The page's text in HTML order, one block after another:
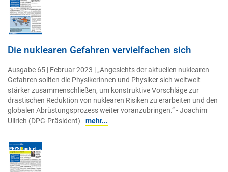
Die nuklearen Gefahren vervielfachen sich
Ausgabe 65 | Februar 2023 | „Angesichts der aktuellen nuklearen
Gefahren sollten die Physikerinnen und Physiker sich weltweit
stärker zusammenschließen, um konstruktive Vorschläge zur
drastischen Reduktion von nuklearen Risiken zu erarbeiten und den
globalen Abrüstungsprozess weiter voranzubringen.“ - Joachim
Ullrich (DPG-Präsident)
mehr...